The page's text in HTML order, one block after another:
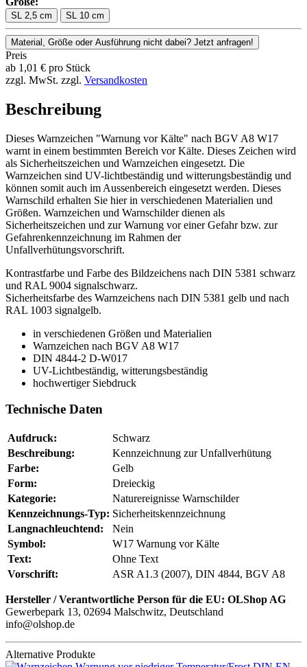
SL 2,5 cm SL 10 cm
Material, Größe oder Ausführung nicht dabei? Jetzt anfragen!
Preis
ab 1,01 € pro Stück
zzgl. MwSt. zzgl. Versandkosten
Beschreibung
Dieses Warnzeichen "Warnung vor Kälte" nach BGV A8 W17
warnt in einem bestimmten Bereich vor Kälte. Dieses Zeichen wird
als Sicherheitszeichen und Warnzeichen eingesetzt. Die
Warnzeichen sind UV-lichtbeständig und witterungsbeständig und
können somit auch im Aussenbereich eingesetzt werden. Dieses
Warnschild erhalten Sie hier in verschiedenen Materialien und
Größen. Warnzeichen und Warnschilder dienen als
Sicherheitszeichen und zur Warnung vor einer Gefahr bzw. zur
Gefahrenkennzeichnung im Rahmen der
Unfallverhütungsvorschrift.
Kontrastfarbe und Farbe des Bildzeichens nach DIN 5381 schwarz
und RAL 9004 signalschwarz.
Sicherheitsfarbe des Warnzeichens nach DIN 5381 gelb und nach
RAL 1003 signalgelb.
in verschiedenen Größen und Materialien
Warnzeichen nach BGV A8 W17
DIN 4844-2 D-W017
UV-Lichtbeständig, witterungsbeständig
hochwertiger Siebdruck
Technische Daten
Aufdruck:
Schwarz
Beschreibung:
Kennzeichnung zur Unfallverhütung
Farbe:
Gelb
Form:
Dreieckig
Kategorie:
Naturereignisse Warnschilder
Kennzeichnungs-Typ: Sicherheitskennzeichnung
Langnachleuchtend:
Nein
Symbol:
W17 Warnung vor Kälte
Text:
Ohne Text
Vorschrift:
ASR A1.3 (2007), DIN 4844, BGV A8
Hersteller / Verantwortliche Person für die EU: OLShop AG
Gewerbepark 13, 02694 Malschwitz, Deutschland
info@olshop.de
Alternative Produkte